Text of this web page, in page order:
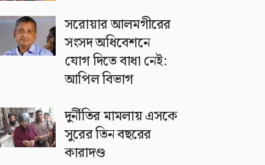
সরোয়ার আলমগীরের
সংসদ অধিবেশনে
যোগ দিতে বাধা নেই:
আপিল বিভাগ
দুর্নীতির মামলায় এসকে
সুরের তিন বছরের
কারাদণ্ড